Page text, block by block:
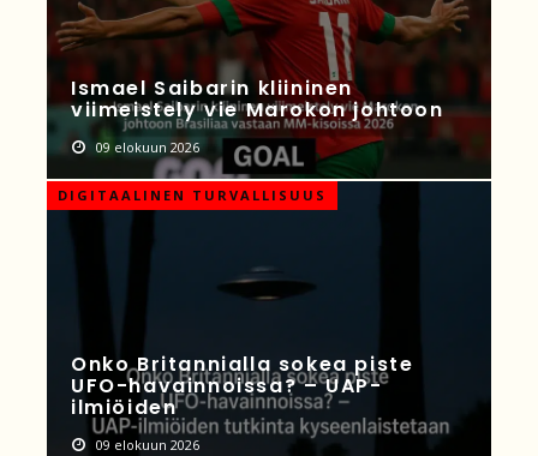
Ismael Saibarin kliininen
viimeistely vie Marokon johtoon
09 elokuun 2026
DIGITAALINEN TURVALLISUUS
Onko Britannialla sokea piste
UFO-havainnoissa? – UAP-
ilmiöiden
09 elokuun 2026